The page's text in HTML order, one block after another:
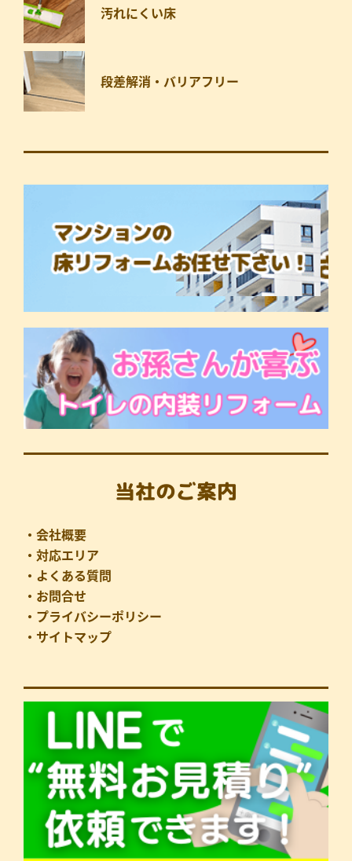
汚れにくい床
段差解消・バリアフリー
当社のご案内
・会社概要
・対応エリア
・よくある質問
・お問合せ
・プライバシーポリシー
・サイトマップ